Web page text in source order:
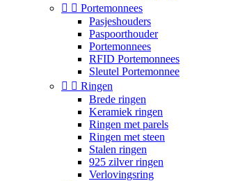
  Portemonnees
Pasjeshouders
Paspoorthouder
Portemonnees
RFID Portemonnees
Sleutel Portemonnee
  Ringen
Brede ringen
Keramiek ringen
Ringen met parels
Ringen met steen
Stalen ringen
925 zilver ringen
Verlovingsring